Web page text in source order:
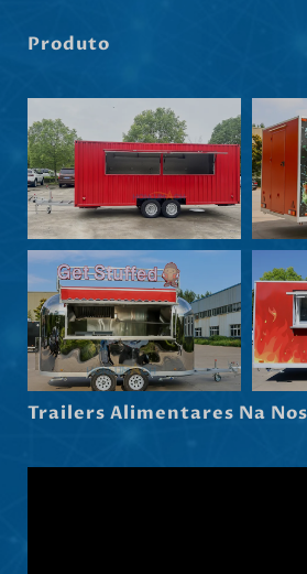
Produto
Trailers Alimentares Na
Eesti